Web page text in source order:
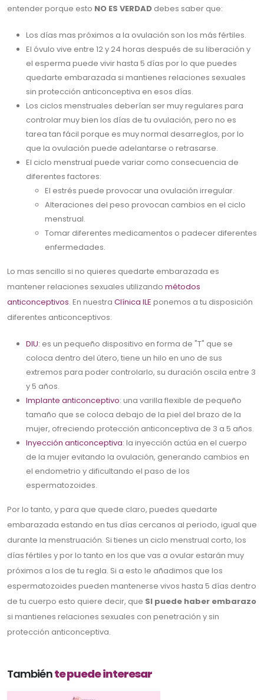
entender porque esto NO ES VERDAD debes saber que:
Los días mas próximos a la ovulación son los más fértiles.
El óvulo vive entre 12 y 24 horas después de su liberación y
el esperma puede vivir hasta 5 días por lo que puedes
quedarte embarazada si mantienes relaciones sexuales
sin protección anticonceptiva en esos días.
Los ciclos menstruales deberían ser muy regulares para
controlar muy bien los días de tu ovulación, pero no es
tarea tan fácil porque es muy normal desarreglos, por lo
que la ovulación puede adelantarse o retrasarse.
El ciclo menstrual puede variar como consecuencia de
diferentes factores:
El estrés puede provocar una ovulación irregular.
Alteraciones del peso provocan cambios en el ciclo
menstrual.
Tomar diferentes medicamentos o padecer diferentes
enfermedades.
Lo mas sencillo si no quieres quedarte embarazada es
mantener relaciones sexuales utilizando métodos
anticonceptivos. En nuestra Clínica ILE ponemos a tu disposición
diferentes anticonceptivos:
DIU: es un pequeño dispositivo en forma de "T" que se
coloca dentro del útero, tiene un hilo en uno de sus
extremos para poder controlarlo, su duración oscila entre 3
y 5 años.
Implante anticonceptivo: una varilla flexible de pequeño
tamaño que se coloca debajo de la piel del brazo de la
mujer, ofreciendo protección anticonceptiva de 3 a 5 años.
Inyección anticonceptiva: la inyección actúa en el cuerpo
de la mujer evitando la ovulación, generando cambios en
el endometrio y dificultando el paso de los
espermatozoides.
Por lo tanto, y para que quede claro, puedes quedarte
embarazada estando en tus días cercanos al periodo, igual que
durante la menstruación. Si tienes un ciclo menstrual corto, los
días fértiles y por lo tanto en los que vas a ovular estarán muy
próximos a los de tu regla. Si a esto le añadimos que los
espermatozoides pueden mantenerse vivos hasta 5 días dentro
de tu cuerpo esto quiere decir, que SI puede haber embarazo
si mantienes relaciones sexuales con penetración y sin
protección anticonceptiva.
Tambiénte puede interesar